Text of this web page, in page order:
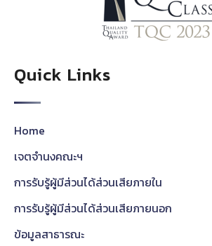
Quick Links
Home
เจตจำนงคณะฯ
การรับรู้ผู้มีส่วนได้ส่วนเสียภายใน
การรับรู้ผู้มีส่วนได้ส่วนเสียภายนอก
ข้อมูลสาธารณะ